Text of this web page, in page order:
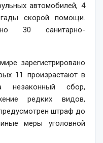
автомобилей, 4
скорой помощи.
30 санитарно-
зарегистрировано
11 произрастают в
незаконный сбор,
редких видов,
штраф до
меры уголовной